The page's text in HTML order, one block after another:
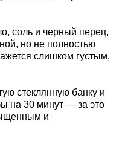
соль и черный перец,
но не полностью
слишком густым,
стеклянную банку и
на 30 минут — за это
и